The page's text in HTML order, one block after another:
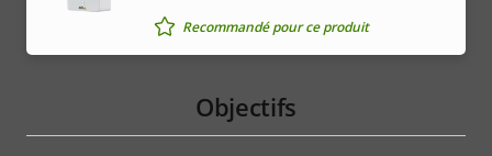
Recommandé pour ce produit
Objectifs